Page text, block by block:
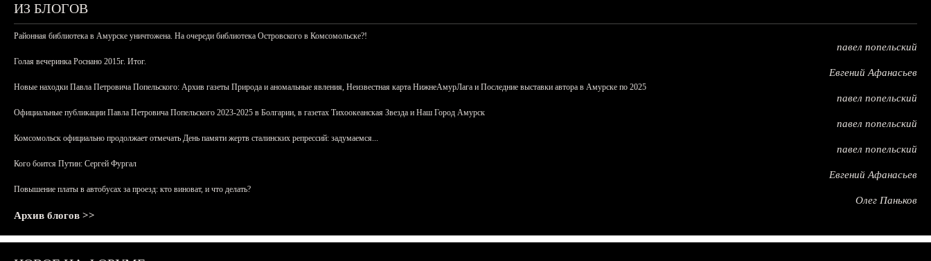
ИЗ БЛОГОВ
Районная библиотека в Амурске уничтожена. На очереди библиотека Островского в Комсомольске?!
павел попельский
Голая вечеринка Роснано 2015г. Итог.
Евгений Афанасьев
Новые находки Павла Петровича Попельского: Архив газеты Природа и аномальные явления, Неизвестная карта НижнеАмурЛага и Последние выставки автора в Амурске по 2025
павел попельский
Официальные публикации Павла Петровича Попельского 2023-2025 в Болгарии, в газетах Тихоокеанская Звезда и Наш Город Амурск
павел попельский
Комсомольск официально продолжает отмечать День памяти жертв сталинских репрессий: задумаемся...
павел попельский
Кого боится Путин: Сергей Фургал
Евгений Афанасьев
Повышение платы в автобусах за проезд: кто виноват, и что делать?
Олег Паньков
Архив блогов >>